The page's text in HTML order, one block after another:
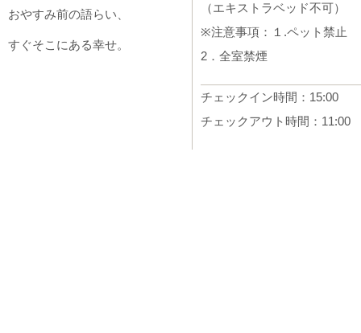
おやすみ前の語らい、
すぐそこにある幸せ。
（エキストラベッド不可）
※注意事項：１.ペット禁止
2．全室禁煙
チェックイン時間：15:00
チェックアウト時間：11:00